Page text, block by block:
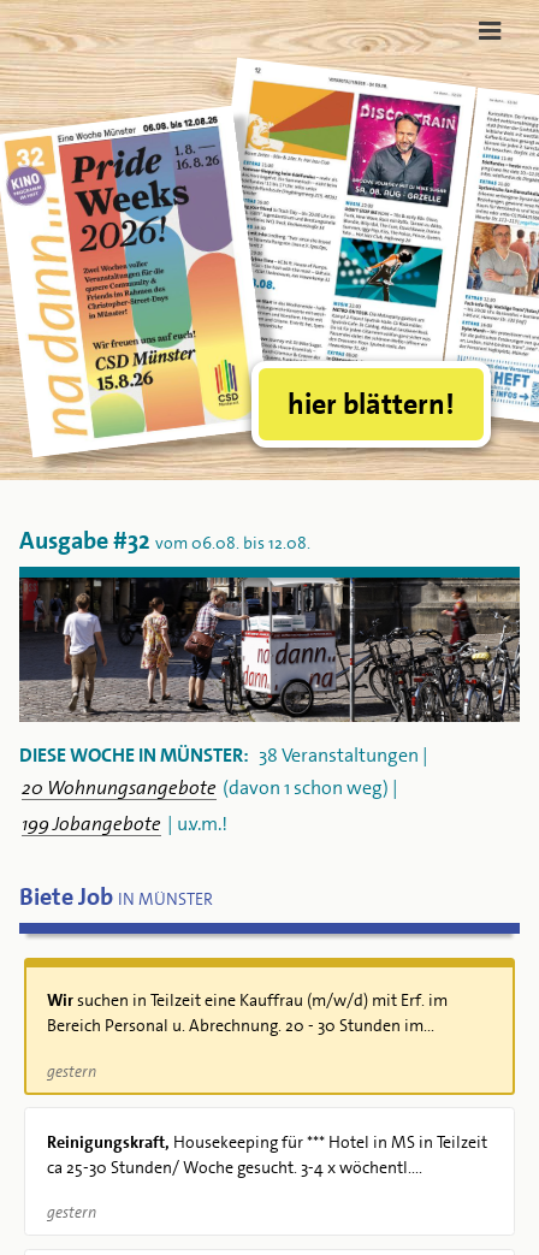
hier blättern!
Ausgabe #32vom 06.08. bis 12.08.
DIESE WOCHE IN MÜNSTER: 38 Veranstaltungen |
20 Wohnungsangebote (davon 1 schon weg) |
199 Jobangebote | u.v.m.!
Biete Job IN MÜNSTER
Wirsuchen in Teilzeit eine Kauffrau (m/w/d) mit Erf. im
Bereich Personal u. Abrechnung. 20 - 30 Stunden im...
gestern
Reinigungskraft, Housekeeping für *** Hotel in MS in Teilzeit
ca 25-30 Stunden/ Woche gesucht. 3-4 x wöchentl....
gestern